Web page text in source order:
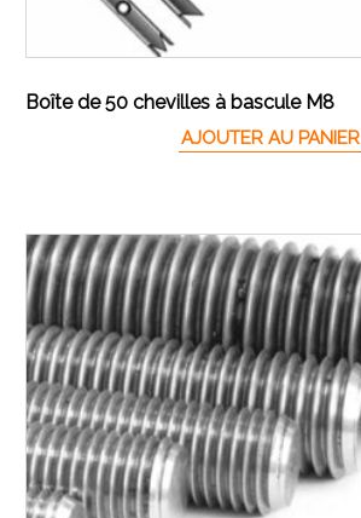
Boîte de 50 chevilles à bascule M8
AJOUTER AU PANIER